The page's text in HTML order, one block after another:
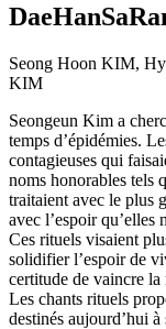
Seong Hoon KIM,
KIM
Seongeun Kim a
temps d’épidémies.
contagieuses qui
noms honorables tels
traitaient avec le plus
avec l’espoir qu’elles
Ces rituels visaient
solidifier l’espoir de
certitude de vaincre la
Les chants rituels
destinés aujourd’hui à